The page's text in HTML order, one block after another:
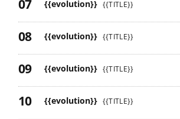
{{evolution}} {{TITLE}}
{{evolution}} {{TITLE}}
{{evolution}} {{TITLE}}
{{evolution}} {{TITLE}}